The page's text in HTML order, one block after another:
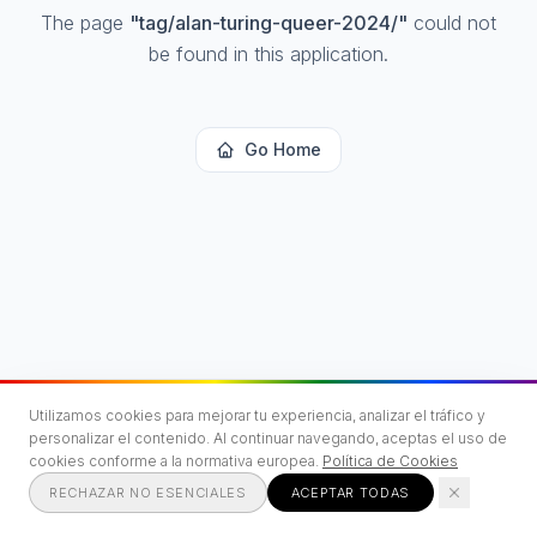
The page "tag/alan-turing-queer-2024/" could not
be found in this application.
Go Home
Utilizamos cookies para mejorar tu experiencia, analizar el tráfico y
personalizar el contenido. Al continuar navegando, aceptas el uso de
cookies conforme a la normativa europea. Política de Cookies
RECHAZAR NO ESENCIALES ACEPTAR TODAS